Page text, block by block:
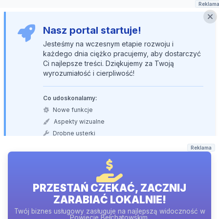
Reklama
Nasz portal startuje!
Jesteśmy na wczesnym etapie rozwoju i
każdego dnia ciężko pracujemy, aby dostarczyć
Ci najlepsze treści. Dziękujemy za Twoją
wyrozumiałość i cierpliwość!
Co udoskonalamy:
Nowe funkcje
Aspekty wizualne
Drobne usterki
Reklama
PRZESTAŃ CZEKAĆ, ZACZNIJ
ZARABIAĆ LOKALNIE!
Twój biznes usługowy zasługuje na najlepszą widoczność w